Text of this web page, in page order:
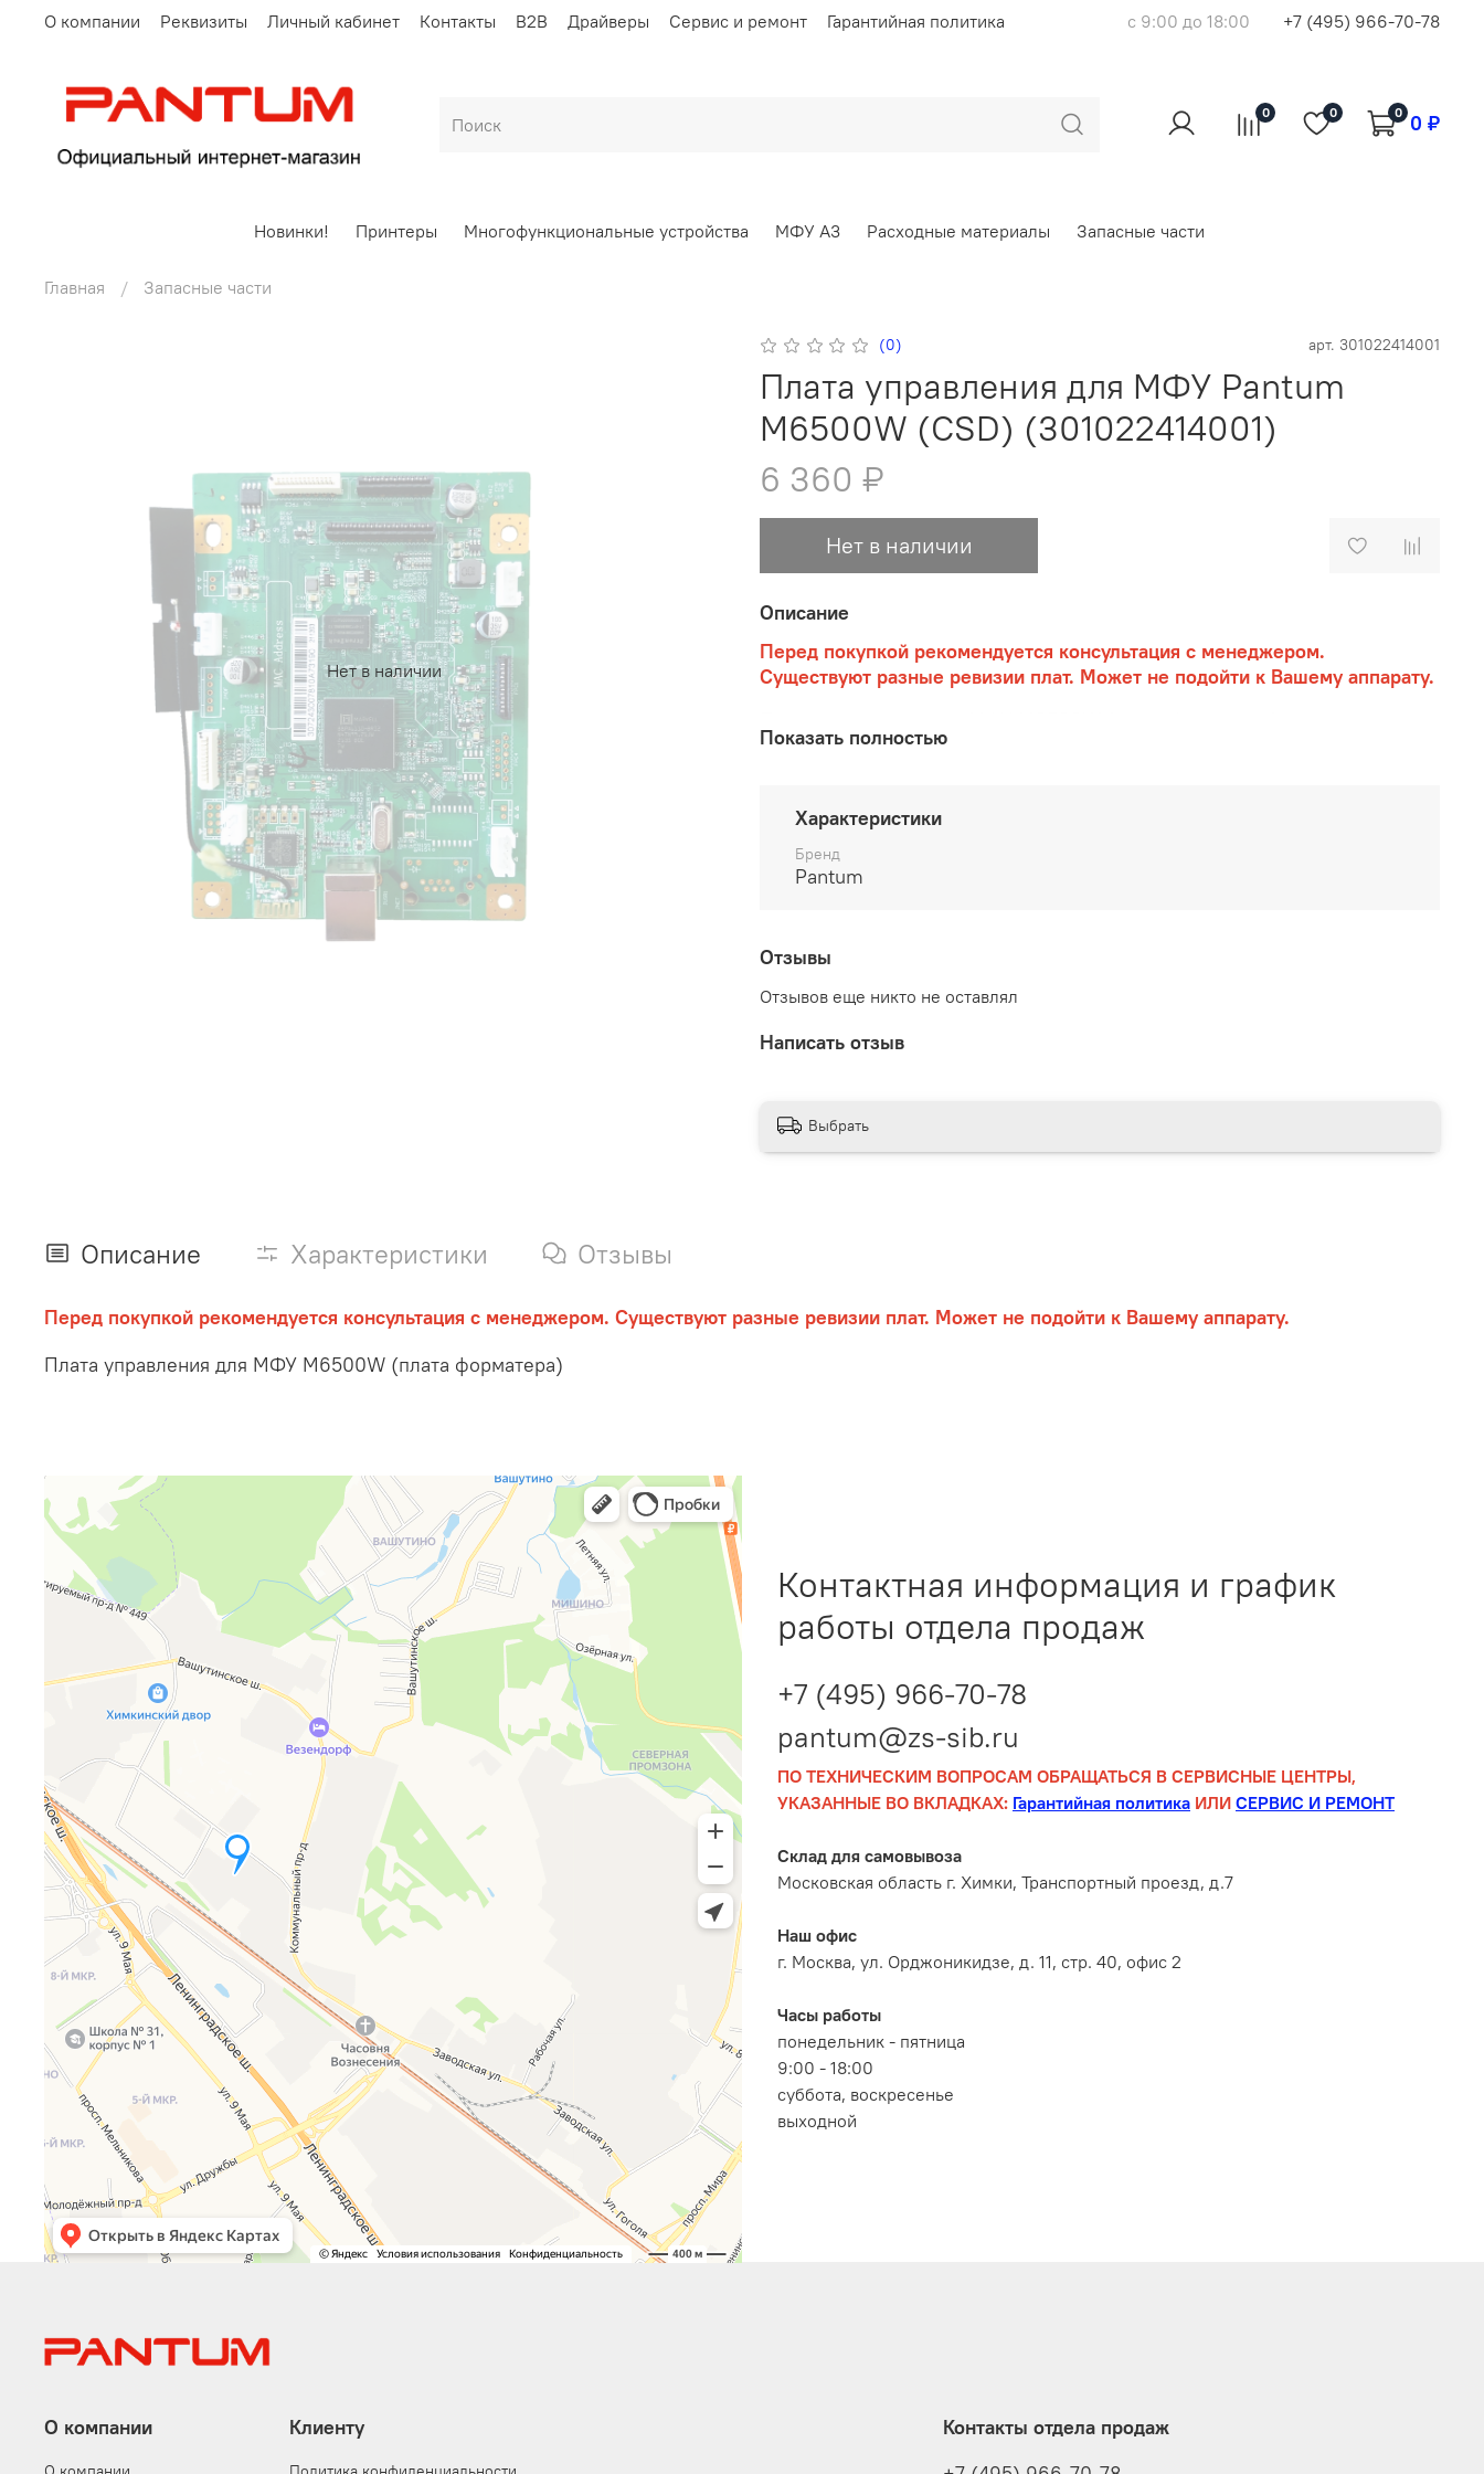
О компании Реквизиты Личный кабинет Контакты B2B Драйверы Сервис и ремонт Гарантийная политика с 9:00 до 18:00 +7 (495) 966-70-78
0 0 0 0 ₽
Новинки! Принтеры Многофункциональные устройства МФУ А3 Расходные материалы Запасные части
Главная Запасные части
Нет в наличии
(0) арт. 301022414001
Плата управления для МФУ Pantum
M6500W (CSD) (301022414001)
6 360 ₽
Нет в наличии
Описание
Перед покупкой рекомендуется консультация с менеджером.
Существуют разные ревизии плат. Может не подойти к Вашему аппарату.
Показать полностью
Характеристики
Бренд
Pantum
Отзывы
Отзывов еще никто не оставлял
Написать отзыв
Выбрать
Описание Характеристики Отзывы
Перед покупкой рекомендуется консультация с менеджером. Существуют разные ревизии плат. Может не подойти к Вашему аппарату.
Плата управления для МФУ M6500W (плата форматера)
Контактная информация и график
работы отдела продаж
+7 (495) 966-70-78
pantum@zs-sib.ru
ПО ТЕХНИЧЕСКИМ ВОПРОСАМ ОБРАЩАТЬСЯ В СЕРВИСНЫЕ ЦЕНТРЫ,
УКАЗАННЫЕ ВО ВКЛАДКАХ: Гарантийная политика ИЛИ СЕРВИС И РЕМОНТ
Склад для самовывоза
Московская область г. Химки, Транспортный проезд, д.7
Наш офис
г. Москва, ул. Орджоникидзе, д. 11, стр. 40, офис 2
Часы работы
понедельник - пятница
9:00 - 18:00
суббота, воскресенье
выходной
О компании Клиенту
Контакты отдела продаж